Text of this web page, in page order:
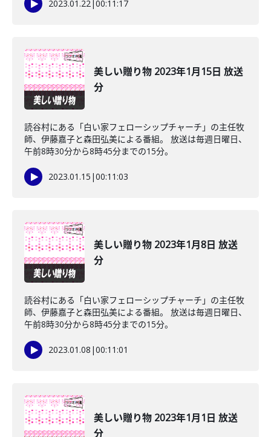
2023.01.22|00:11:17
美しい贈り物 2023年1月15日 放送
分
読谷村にある「白い家フェローシップチャーチ」の主任牧
師、伊藤嘉子と森田弘美による番組。 放送は毎週日曜日、
午前8時30分から8時45分までの15分。
2023.01.15 |00:11:03
美しい贈り物 2023年1月8日 放送
分
読谷村にある「白い家フェローシップチャーチ」の主任牧
師、伊藤嘉子と森田弘美による番組。 放送は毎週日曜日、
午前8時30分から8時45分までの15分。
2023.01.08 |00:11:01
美しい贈り物 2023年1月1日 放送
分